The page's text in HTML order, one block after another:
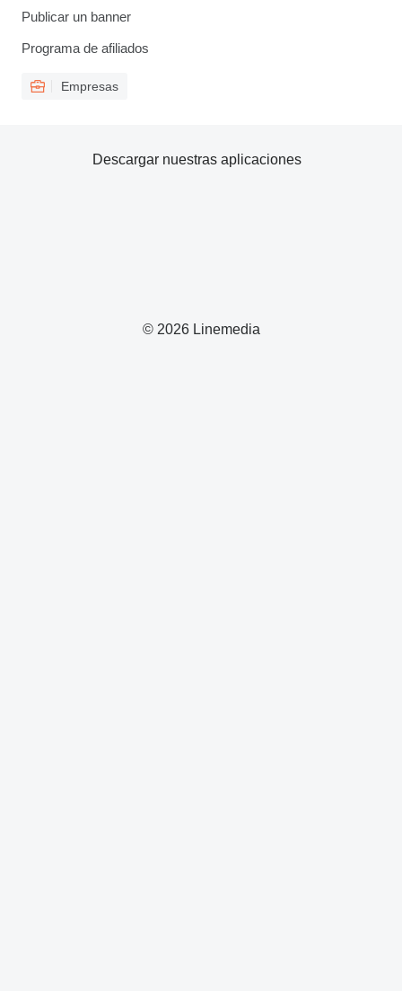
Publicar un banner
Programa de afiliados
Empresas
© 2026 Linemedia
Descargar nuestras aplicaciones